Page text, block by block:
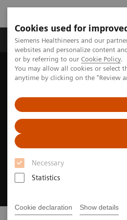
Cookies used for
Siemens Healthineers and our
websites and personalize content
or by referring to our Cookie Policy.
You may allow all cookies or select
anytime by clicking on the "Review
Necessary
Statistics
Cookie declaration Show details
Produits & Services À
Home A propos de Siemens